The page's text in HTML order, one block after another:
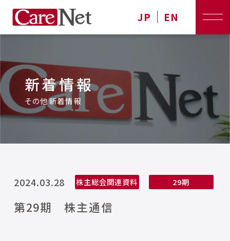
JP EN
新着情報
その他新着情報
2024.03.28 株主総会関連資料 29期
第29期 株主通信